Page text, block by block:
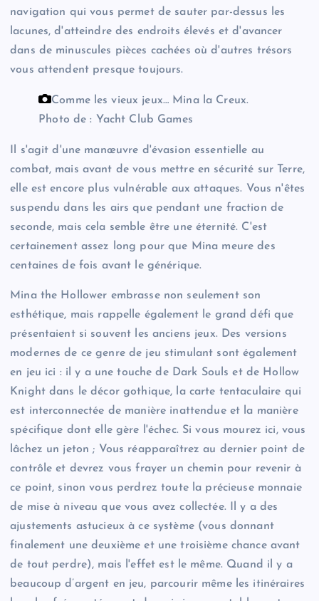
navigation qui vous permet de sauter par-dessus les
lacunes, d'atteindre des endroits élevés et d'avancer
dans de minuscules pièces cachées où d'autres trésors
vous attendent presque toujours.
Comme les vieux jeux… Mina la Creux.
Photo de : Yacht Club Games
Il s'agit d'une manœuvre d'évasion essentielle au
combat, mais avant de vous mettre en sécurité sur Terre,
elle est encore plus vulnérable aux attaques. Vous n'êtes
suspendu dans les airs que pendant une fraction de
seconde, mais cela semble être une éternité. C'est
certainement assez long pour que Mina meure des
centaines de fois avant le générique.
Mina the Hollower embrasse non seulement son
esthétique, mais rappelle également le grand défi que
présentaient si souvent les anciens jeux. Des versions
modernes de ce genre de jeu stimulant sont également
en jeu ici : il y a une touche de Dark Souls et de Hollow
Knight dans le décor gothique, la carte tentaculaire qui
est interconnectée de manière inattendue et la manière
spécifique dont elle gère l'échec. Si vous mourez ici, vous
lâchez un jeton ; Vous réapparaîtrez au dernier point de
contrôle et devrez vous frayer un chemin pour revenir à
ce point, sinon vous perdrez toute la précieuse monnaie
de mise à niveau que vous avez collectée. Il y a des
ajustements astucieux à ce système (vous donnant
finalement une deuxième et une troisième chance avant
de tout perdre), mais l'effet est le même. Quand il y a
beaucoup d’argent en jeu, parcourir même les itinéraires